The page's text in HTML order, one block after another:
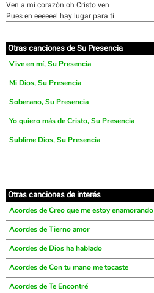
Ven a mi corazón oh Cristo ven
Pues en eeeeeel hay lugar para ti
Otras canciones de Su Presencia
Vive en mí, Su Presencia
Mi Dios, Su Presencia
Soberano, Su Presencia
Yo quiero más de Cristo, Su Presencia
Sublime Dios, Su Presencia
Otras canciones de interés
Acordes de Creo que me estoy enamorando
Acordes de Tierno amor
Acordes de Dios ha hablado
Acordes de Con tu mano me tocaste
Acordes de Te Encontré